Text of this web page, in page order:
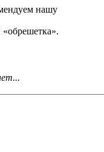
нашу